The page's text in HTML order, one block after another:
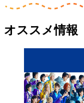
オススメ情報